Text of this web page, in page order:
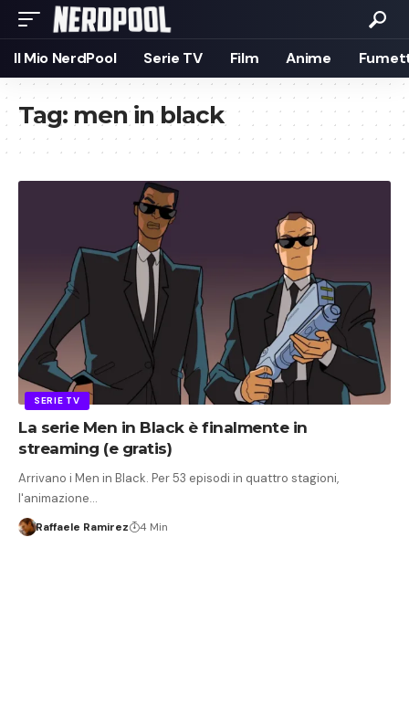
Il Mio NerdPool Serie TV Film Anime
Tag: men in black
SERIE TV
La serie Men in Black è finalmente in
streaming (e gratis)
Arrivano i Men in Black. Per 53 episodi in quattro stagioni,
l'animazione…
Raffaele Ramirez 4 Min